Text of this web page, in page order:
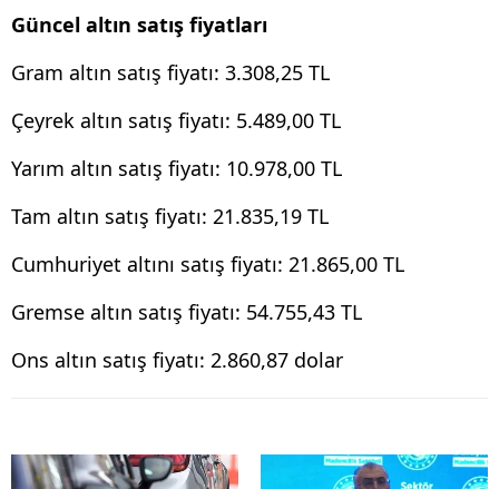
Güncel altın satış fiyatları
Gram altın satış fiyatı: 3.308,25 TL
Çeyrek altın satış fiyatı: 5.489,00 TL
Yarım altın satış fiyatı: 10.978,00 TL
Tam altın satış fiyatı: 21.835,19 TL
Cumhuriyet altını satış fiyatı: 21.865,00 TL
Gremse altın satış fiyatı: 54.755,43 TL
Ons altın satış fiyatı: 2.860,87 dolar